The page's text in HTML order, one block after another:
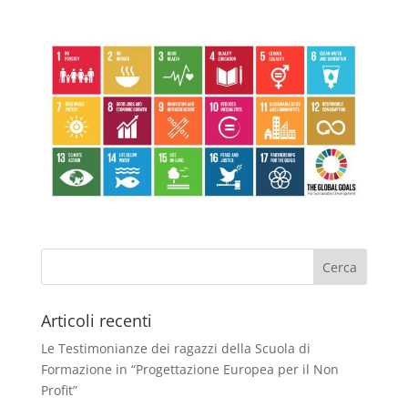
Articoli recenti
Le Testimonianze dei ragazzi della Scuola di
Formazione in “Progettazione Europea per il Non
Profit”